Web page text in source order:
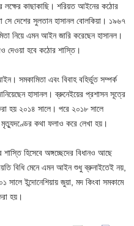
লক্ষের কাছাকাছি। শরিয়ত আইনের কঠোর
সে দেশের সুলতান হাসানল বোলকিয়া। ১৯৬৭
নিয়ে এমন আইন জারি করেছেন হাসানল।
দেওয়া হবে কঠোর শাস্তি।
সমকামিতা এবং বিবাহ বহির্ভুত সম্পর্ক
হাসানল। ব্রুনেইয়ের প্রশাসন সূত্রে
হয় ২০১৪ সালে। পরে ২০১৮ সালে
মৃত্যুদণ্ডের কথা ফলাও করে লেখা হয়।
হিসেবে অঙ্গচ্ছেদের বিধানও আছে
বিধি মেনে এমন আইন শুধু ব্রুনাইতেই নয়,
সালে ইন্দোনেশিয়ায় জুয়া, মদ কিংবা সমকামে
হয়।